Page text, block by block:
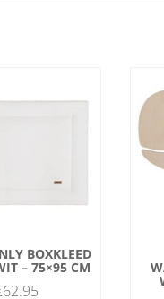
BOXKLEED
– 75×95 CM
62.95